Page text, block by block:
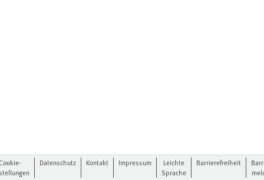
Datenschutz Kontakt Impressum
Leichte
Sprache
Barrierefreiheit